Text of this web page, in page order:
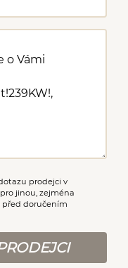
(HSA)
prodejci v
jinou, zejména
před doručením